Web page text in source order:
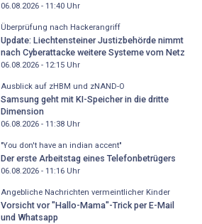
06.08.2026 - 11:40Uhr
Überprüfung nach Hackerangriff
Update: Liechtensteiner Justizbehörde nimmt
nach Cyberattacke weitere Systeme vom Netz
06.08.2026 - 12:15Uhr
Ausblick auf zHBM und zNAND-O
Samsung geht mit KI-Speicher in die dritte
Dimension
06.08.2026 - 11:38Uhr
"You don't have an indian accent"
Der erste Arbeitstag eines Telefonbetrügers
06.08.2026 - 11:16Uhr
Angebliche Nachrichten vermeintlicher Kinder
Vorsicht vor "Hallo-Mama"-Trick per E-Mail
und Whatsapp